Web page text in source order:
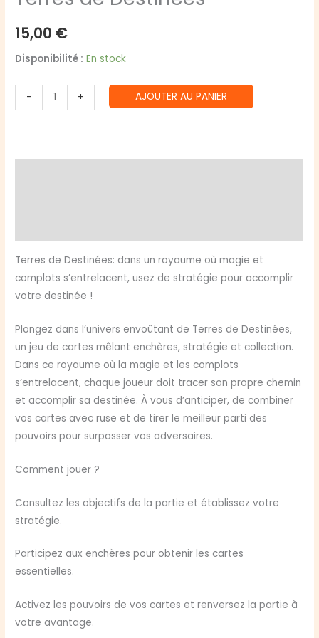
15,00 €
Disponibilité : En stock
-
quantité
de
+ AJOUTER AU PANIER
Terres de Destinées: dans un royaume où magie et
complots s’entrelacent, usez de stratégie pour accomplir
votre destinée !
Plongez dans l’univers envoûtant de Terres de Destinées,
un jeu de cartes mêlant enchères, stratégie et collection.
Dans ce royaume où la magie et les complots
s’entrelacent, chaque joueur doit tracer son propre chemin
et accomplir sa destinée. À vous d’anticiper, de combiner
vos cartes avec ruse et de tirer le meilleur parti des
pouvoirs pour surpasser vos adversaires.
Comment jouer ?
Consultez les objectifs de la partie et établissez votre
stratégie.
Participez aux enchères pour obtenir les cartes
essentielles.
Activez les pouvoirs de vos cartes et renversez la partie à
votre avantage.